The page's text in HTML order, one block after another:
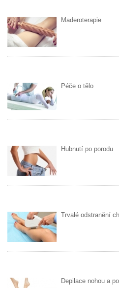
Maderoterapie
Péče o tělo
Hubnutí po porodu
Trvalé odstranění
Depilace nohou a